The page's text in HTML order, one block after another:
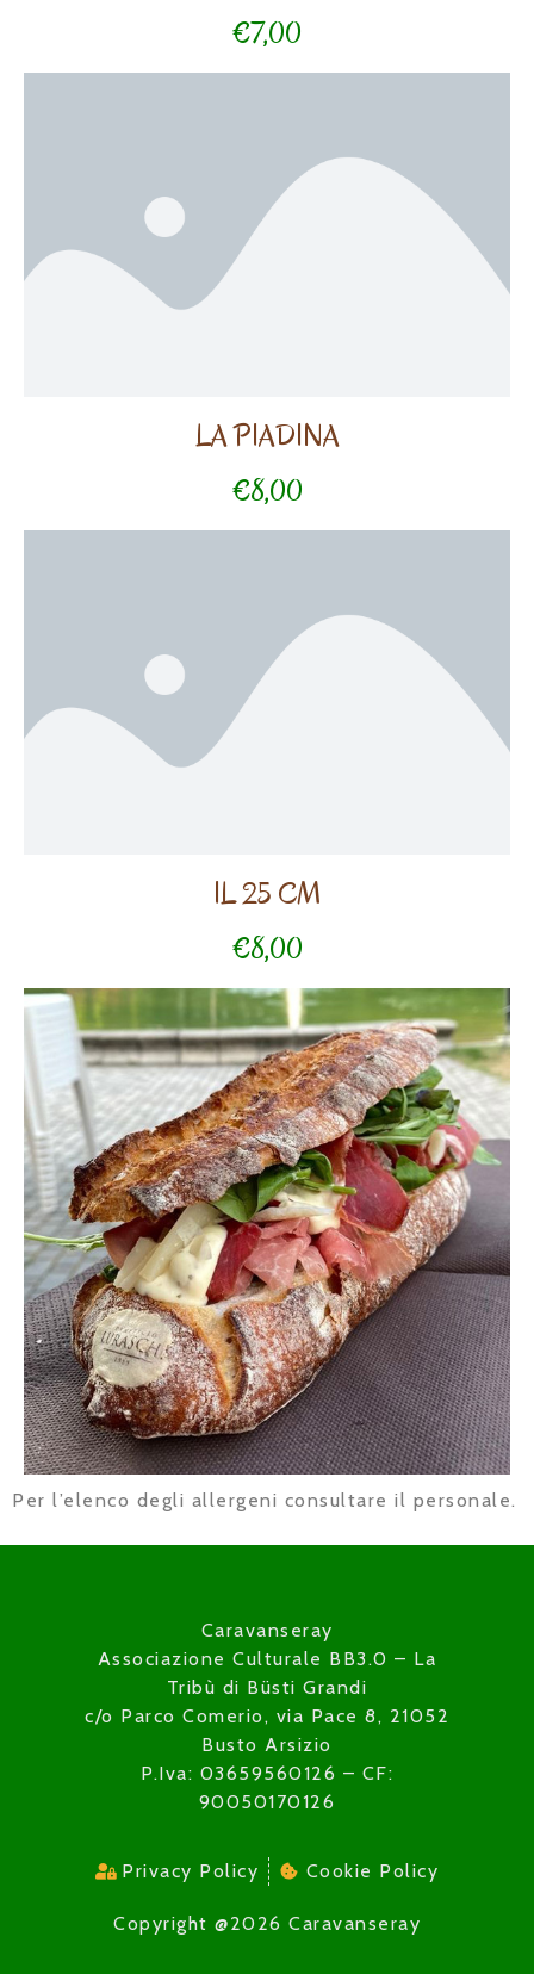
€7,00
LA PIADINA
€8,00
IL 25 CM
€8,00
Per l’elenco degli allergeni consultare il personale.
Caravanseray
Associazione Culturale BB3.0 – La
Tribù di Büsti Grandi
c/o Parco Comerio, via Pace 8, 21052
Busto Arsizio
P.Iva: 03659560126 – CF:
90050170126
Privacy Policy Cookie Policy
Copyright @2026 Caravanseray